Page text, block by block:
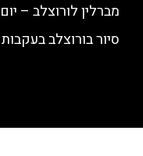
מברלין לורוצלב –
סיור בורוצלב